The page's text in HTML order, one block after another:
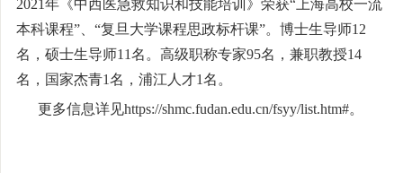
2021年《中西医急救知识和技能培训》荣获“上海高校一流
本科课程”、“复旦大学课程思政标杆课”。博士生导师12
名，硕士生导师11名。高级职称专家95名，兼职教授14
名，国家杰青1名，浦江人才1名。
更多信息详见https://shmc.fudan.edu.cn/fsyy/list.htm#。